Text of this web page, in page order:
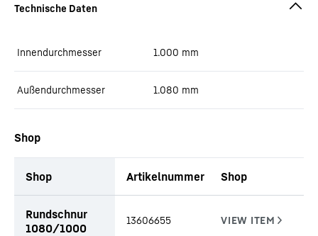
Innendurchmesser 1.000 mm
Außendurchmesser 1.080 mm
Shop
Shop Artikelnummer Shop
Rundschnur
1080/1000
13606655